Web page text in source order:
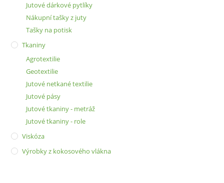
Jutové dárkové pytlíky
Nákupní tašky z juty
Tašky na potisk
Tkaniny
Agrotextilie
Geotextilie
Jutové netkané textilie
Jutové pásy
Jutové tkaniny - metráž
Jutové tkaniny - role
Viskóza
Výrobky z kokosového vlákna